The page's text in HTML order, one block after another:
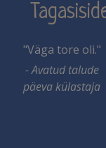
"Väga tore oli."
- Avatud talude
päeva külastaja